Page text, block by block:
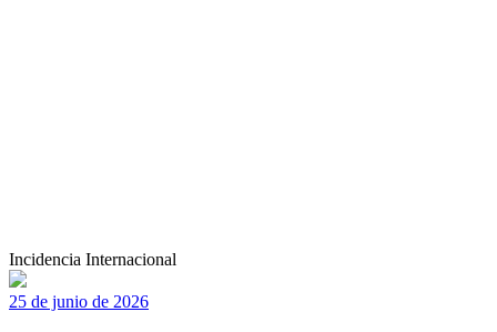
Incidencia Internacional
25 de junio de 2026